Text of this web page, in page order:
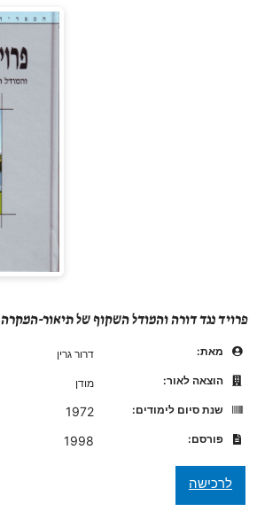
פרויד נגד דורה והמודל השקוף של תיאור-המקרה
מאת:
דרור גרין
הוצאה לאור:
מודן
שנת סיום לימודים:
1972
פורסם: 1998